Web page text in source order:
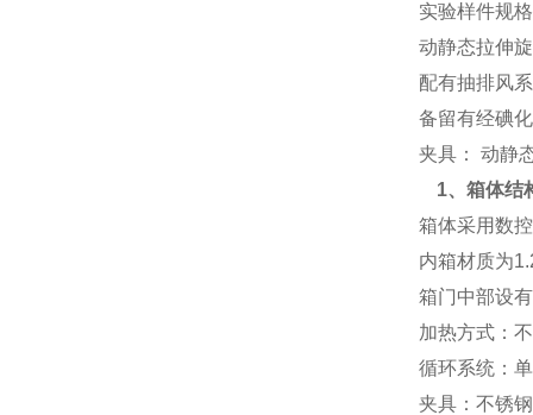
实验样件规
动静态拉伸
配有抽排风
备留有经碘
夹具： 动静
1、箱体结
箱体采用数
内箱材质为
箱门中部设
加热方式：
循环系统：
夹具： 不锈钢